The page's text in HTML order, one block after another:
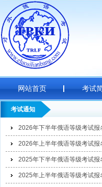
网站首页 考试
考试通知
2026年下半年俄语等级考试报
2026年上半年俄语等级考试报
2025年下半年俄语等级考试报
2025年上半年俄语等级考试报